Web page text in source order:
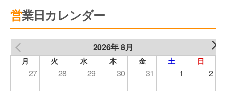
営業日カレンダー
2026年 8月
月 火 水 木 金 土 日
27 28 29 30 31 1 2